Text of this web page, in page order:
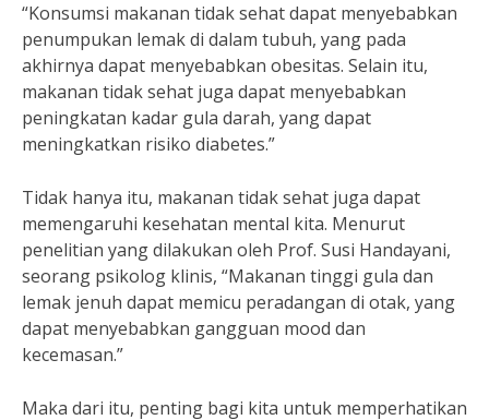
“Konsumsi makanan tidak sehat dapat menyebabkan
penumpukan lemak di dalam tubuh, yang pada
akhirnya dapat menyebabkan obesitas. Selain itu,
makanan tidak sehat juga dapat menyebabkan
peningkatan kadar gula darah, yang dapat
meningkatkan risiko diabetes.”
Tidak hanya itu, makanan tidak sehat juga dapat
memengaruhi kesehatan mental kita. Menurut
penelitian yang dilakukan oleh Prof. Susi Handayani,
seorang psikolog klinis, “Makanan tinggi gula dan
lemak jenuh dapat memicu peradangan di otak, yang
dapat menyebabkan gangguan mood dan
kecemasan.”
Maka dari itu, penting bagi kita untuk memperhatikan